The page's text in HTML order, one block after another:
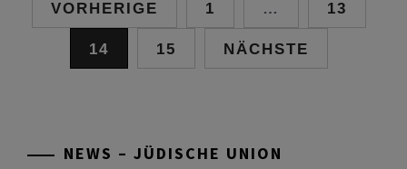
Beiträge
VORHERIGE 1 … 13
14 15 NÄCHSTE
NEWS – JÜDISCHE UNION